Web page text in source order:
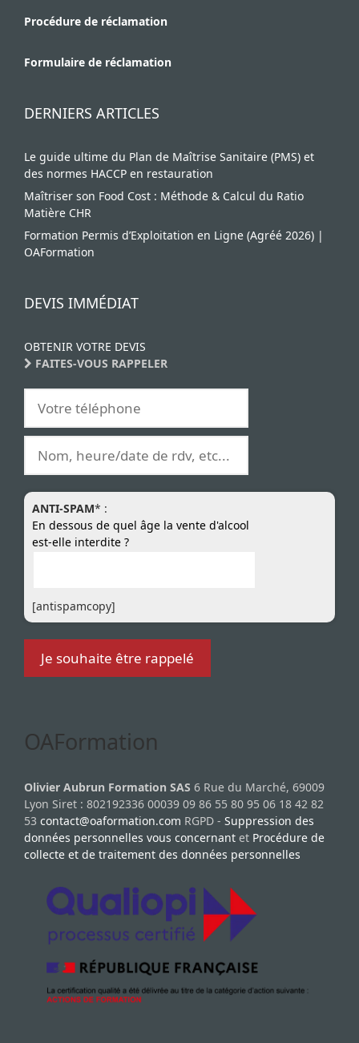
Procédure de réclamation
Formulaire de réclamation
DERNIERS ARTICLES
Le guide ultime du Plan de Maîtrise Sanitaire (PMS) et
des normes HACCP en restauration
Maîtriser son Food Cost : Méthode & Calcul du Ratio
Matière CHR
Formation Permis d’Exploitation en Ligne (Agréé 2026) |
OAFormation
DEVIS IMMÉDIAT
OBTENIR VOTRE DEVIS
FAITES-VOUS RAPPELER
ANTI-SPAM* :
En dessous de quel âge la vente d'alcool
est-elle interdite ?
[antispamcopy]
OAFormation
Olivier Aubrun Formation SAS 6 Rue du Marché, 69009
Lyon Siret : 802192336 00039 09 86 55 80 95 06 18 42 82
53 contact@oaformation.com RGPD - Suppression des
données personnelles vous concernant et Procédure de
collecte et de traitement des données personnelles